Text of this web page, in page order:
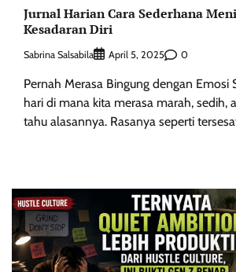
Jurnal Harian Cara Sederhana
Kesadaran Diri
Sabrina Salsabila April 5, 2025 0
Pernah Merasa Bingung dengan Emosi
hari di mana kita merasa marah, sedih,
tahu alasannya. Rasanya seperti